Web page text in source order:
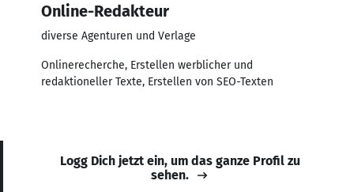
Online-Redakteur
diverse Agenturen und Verlage
Onlinerecherche, Erstellen werblicher und
redaktioneller Texte, Erstellen von SEO-Texten
Logg Dich jetzt ein, um das ganze Profil zu
sehen.